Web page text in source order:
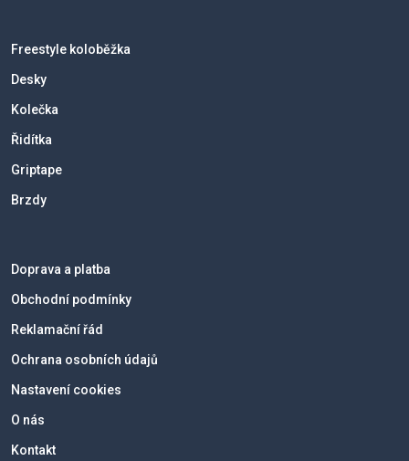
Freestyle koloběžka
Desky
Kolečka
Řidítka
Griptape
Brzdy
Doprava a platba
Obchodní podmínky
Reklamační řád
Ochrana osobních údajů
Nastavení cookies
O nás
Kontakt